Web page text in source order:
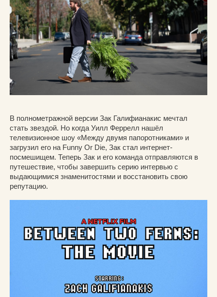
В полнометражной версии Зак Галифианакис мечтал
стать звездой. Но когда Уилл Феррелл нашёл
телевизионное шоу «Между двумя папоротниками» и
загрузил его на Funny Or Die, Зак стал интернет-
посмешищем. Теперь Зак и его команда отправляются в
путешествие, чтобы завершить серию интервью с
выдающимися знаменитостями и восстановить свою
репутацию.